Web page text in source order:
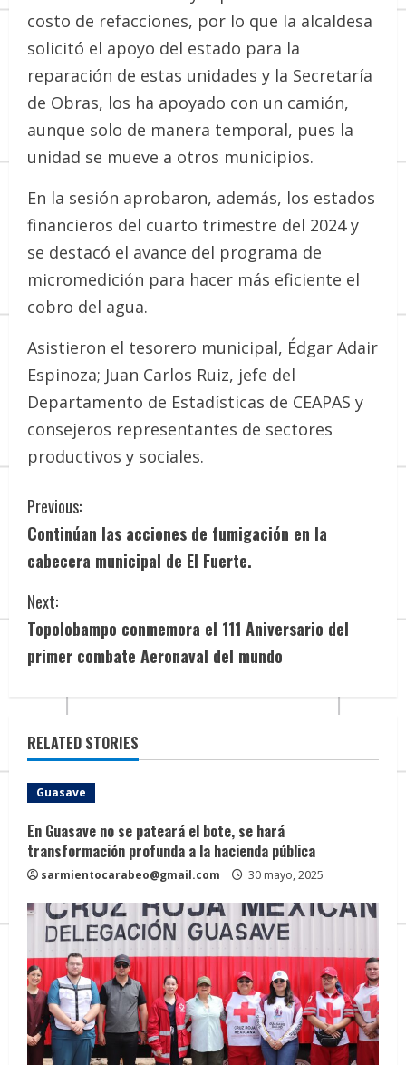
costo de refacciones, por lo que la alcaldesa
solicitó el apoyo del estado para la
reparación de estas unidades y la Secretaría
de Obras, los ha apoyado con un camión,
aunque solo de manera temporal, pues la
unidad se mueve a otros municipios.
En la sesión aprobaron, además, los estados
financieros del cuarto trimestre del 2024 y
se destacó el avance del programa de
micromedición para hacer más eficiente el
cobro del agua.
Asistieron el tesorero municipal, Édgar Adair
Espinoza; Juan Carlos Ruiz, jefe del
Departamento de Estadísticas de CEAPAS y
consejeros representantes de sectores
productivos y sociales.
C
o
n
t
i
u
e
R
e
a
d
i
n
g
Previous:
Continúan las acciones de fumigación en la
cabecera municipal de El Fuerte.
Next:
Topolobampo conmemora el 111 Aniversario del
primer combate Aeronaval del mundo
RELATED STORIES
Guasave
En Guasave no se pateará el bote, se hará
transformación profunda a la hacienda pública
sarmientocarabeo@gmail.com 30 mayo, 2025